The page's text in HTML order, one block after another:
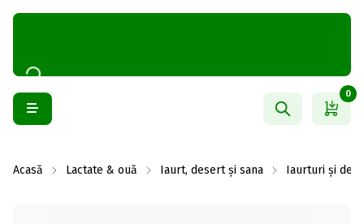
0
Acasă Lactate & ouă Iaurt, desert și sana Iaurturi și